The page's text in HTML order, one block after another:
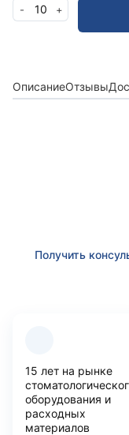
- 10 +
ОписаниеОтзывы
Получить
15 лет на рынке
оборудования и
расходных
материалов